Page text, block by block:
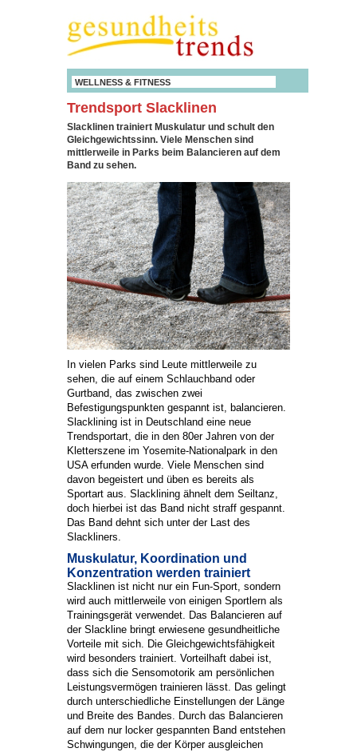
WELLNESS & FITNESS
Trendsport Slacklinen
Slacklinen trainiert Muskulatur und schult den
Gleichgewichtssinn. Viele Menschen sind
mittlerweile in Parks beim Balancieren auf dem
Band zu sehen.
In vielen Parks sind Leute mittlerweile zu
sehen, die auf einem Schlauchband oder
Gurtband, das zwischen zwei
Befestigungspunkten gespannt ist, balancieren.
Slacklining ist in Deutschland eine neue
Trendsportart, die in den 80er Jahren von der
Kletterszene im Yosemite-Nationalpark in den
USA erfunden wurde. Viele Menschen sind
davon begeistert und üben es bereits als
Sportart aus. Slacklining ähnelt dem Seiltanz,
doch hierbei ist das Band nicht straff gespannt.
Das Band dehnt sich unter der Last des
Slackliners.
Muskulatur, Koordination und
Konzentration werden trainiert
Slacklinen ist nicht nur ein Fun-Sport, sondern
wird auch mittlerweile von einigen Sportlern als
Trainingsgerät verwendet. Das Balancieren auf
der Slackline bringt erwiesene gesundheitliche
Vorteile mit sich. Die Gleichgewichtsfähigkeit
wird besonders trainiert. Vorteilhaft dabei ist,
dass sich die Sensomotorik am persönlichen
Leistungsvermögen trainieren lässt. Das gelingt
durch unterschiedliche Einstellungen der Länge
und Breite des Bandes. Durch das Balancieren
auf dem nur locker gespannten Band entstehen
Schwingungen, die der Körper ausgleichen